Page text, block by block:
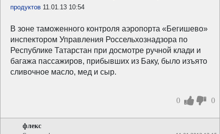
продуктов 11.01.13 10:54
В зоне таможенного контроля аэропорта «Бегишево»
инспектором Управления Россельхознадзора по
Республике Татарстан при досмотре ручной клади и
багажа пассажиров, прибывших из Баку, было изъято
сливочное масло, мед и сыр.
0 0
флекс